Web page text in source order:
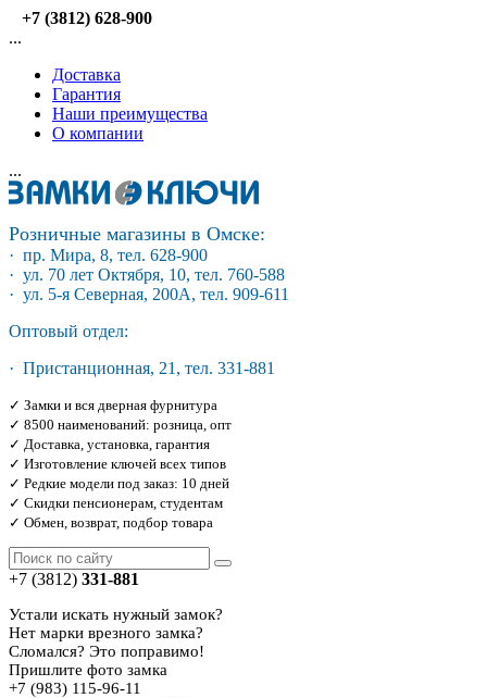
+7 (3812) 628-900
...
Доставка
Гарантия
Наши преимущества
О компании
...
Розничные магазины в Омске:
· пр. Мира, 8, тел. 628-900
· ул. 70 лет Октября, 10, тел. 760-588
· ул. 5-я Северная, 200А, тел. 909-611
Оптовый отдел:
· Пристанционная, 21, тел. 331-881
✓ Замки и вся дверная фурнитура
✓ 8500 наименований: розница, опт
✓ Доставка, установка, гарантия
✓ Изготовление ключей всех типов
✓ Редкие модели под заказ: 10 дней
✓ Скидки пенсионерам, студентам
✓ Обмен, возврат, подбор товара
+7 (3812) 331-881
Устали искать нужный замок?
Нет марки врезного замка?
Сломался? Это поправимо!
Пришлите фото замка
+7 (983) 115-96-11